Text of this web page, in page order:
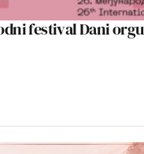
festival Dani